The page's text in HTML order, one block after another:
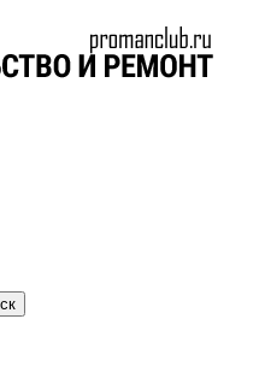
ремонт
разные люди, очень